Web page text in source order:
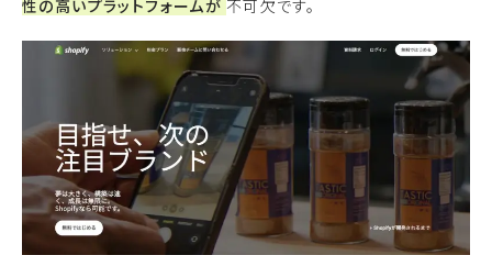
性の高いプラットフォームが 不可欠です。